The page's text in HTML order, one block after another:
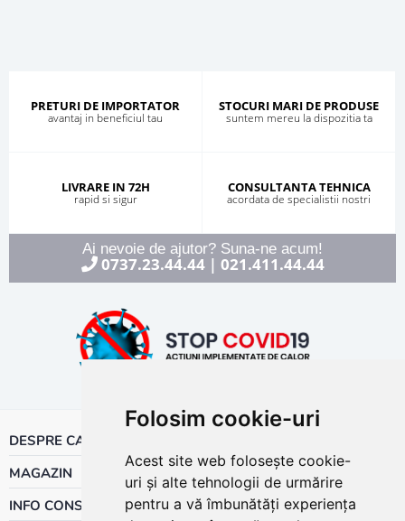
Folosim cookie-uri
Acest site web folosește cookie-
uri și alte tehnologii de urmărire
pentru a vă îmbunătăți experiența
PRETURI DE IMPORTATOR
avantaj in beneficiul tau
STOCURI MARI DE PRODUSE
suntem mereu la dispozitia ta
LIVRARE IN 72H
rapid si sigur
CONSULTANTA TEHNICA
acordata de specialistii nostri
Ai nevoie de ajutor? Suna-ne acum!
0737.23.44.44| 021.411.44.44
DESPRE CALOR
MAGAZIN
INFO CONSUMATOR